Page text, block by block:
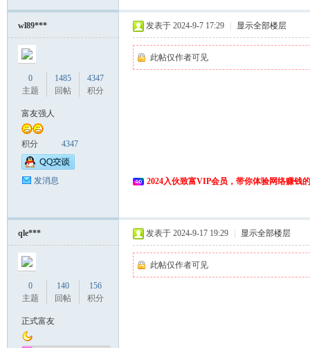
wl89***
0
主题
1485
回帖
4347
积分
富友强人
积分 4347
发消息
发表于 2024-9-7 17:29 显示全部楼层
此帖仅作者可见
2024入伙致富VIP会员，带你体验网络赚钱
qle***
0
主题
140
回帖
156
积分
正式富友
发表于 2024-9-17 19:29 显示全部楼层
此帖仅作者可见